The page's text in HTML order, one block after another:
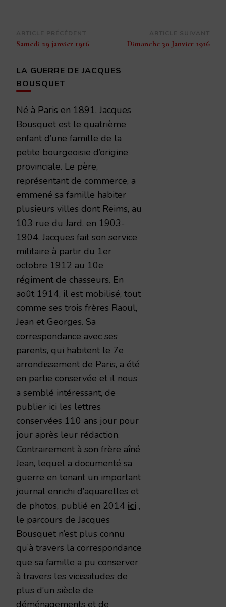
Navigation
d’article
Samedi 29 janvier 1916 Dimanche 30 Janvier 1916
LA GUERRE DE JACQUES
BOUSQUET
Né à Paris en 1891, Jacques
Bousquet est le quatrième
enfant d’une famille de la
petite bourgeoisie d’origine
provinciale. Le père,
représentant de commerce, a
emmené sa famille habiter
plusieurs villes dont Reims, au
103 rue du Jard, en 1903-
1904. Jacques fait son service
militaire à partir du 1er
octobre 1912 au 10e
régiment de chasseurs. En
août 1914, il est mobilisé, tout
comme ses trois frères Raoul,
Jean et Georges. Sa
correspondance avec ses
parents, qui habitent le 7e
arrondissement de Paris, a été
en partie conservée et il nous
a semblé intéressant, de
publier ici les lettres
conservées 110 ans jour pour
jour après leur rédaction.
Contrairement à son frère aîné
Jean, lequel a documenté sa
guerre en tenant un important
journal enrichi d’aquarelles et
de photos, publié en 2014 ici ,
le parcours de Jacques
Bousquet n’est plus connu
qu’à travers la correspondance
que sa famille a pu conserver
à travers les vicissitudes de
plus d’un siècle de
déménagements et de